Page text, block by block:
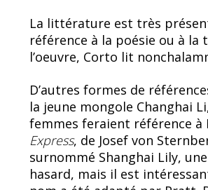
La littérature est très
référence à la poésie ou à
l’oeuvre, Corto lit
D’autres formes de
la jeune mongole Changhai
femmes feraient référence à
Express, de Josef von
surnommé Shanghai Lily,
hasard, mais il est